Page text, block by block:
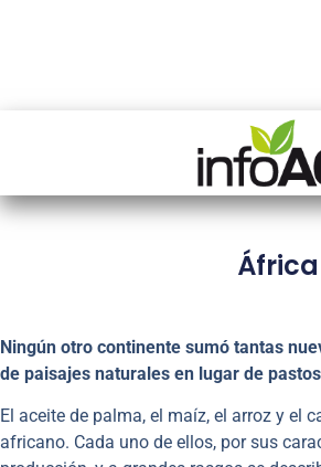
Ningún otro continente sumó tantas
de paisajes naturales en lugar de
El aceite de palma, el maíz, el arroz y el
africano. Cada uno de ellos, por sus